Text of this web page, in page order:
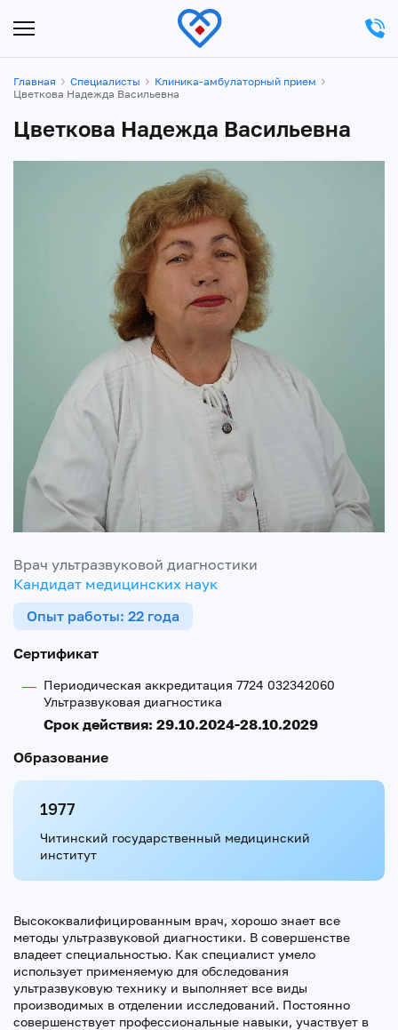
Главная Специалисты
Клиника-амбулаторный прием
Цветкова Надежда Васильевна
Цветкова Надежда Васильевна
Врач ультразвуковой диагностики
Кандидат медицинских наук
Опыт работы: 22 года
Сертификат
Периодическая аккредитация 7724 032342060
Ультразвуковая диагностика
Срок действия: 29.10.2024-28.10.2029
Образование
1977
Читинский государственный медицинский
институт
Высококвалифицированным врач, хорошо знает все
методы ультразвуковой диагностики. В совершенстве
владеет специальностью. Как специалист умело
использует применяемую для обследования
ультразвуковую технику и выполняет все виды
производимых в отделении исследований. Постоянно
совершенствует профессиональные навыки, участвует в